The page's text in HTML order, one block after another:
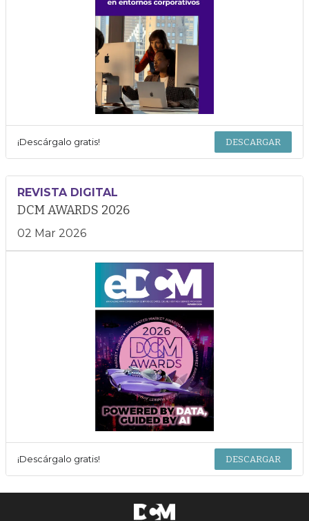
¡Descárgalo gratis! DESCARGAR
REVISTA DIGITAL
DCM AWARDS 2026
02 Mar 2026
¡Descárgalo gratis! DESCARGAR